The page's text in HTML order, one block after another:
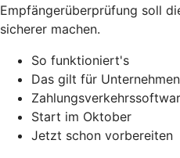
Empfängerüberprüfung soll
sicherer machen.
So funktioniert's
Das gilt für Unternehmen
Start im Oktober
Jetzt schon vorbereiten